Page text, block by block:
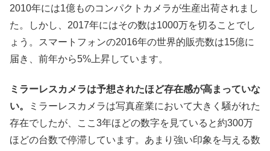
2010年には1億ものコンパクトカメラが生産出荷されまし
た。しかし、2017年にはその数は1000万を切ることでし
ょう。スマートフォンの2016年の世界的販売数は15億に
届き、前年から5%上昇しています。
ミラーレスカメラは予想されたほど存在感が高まっていな
い。
ミラーレスカメラは写真産業において大きく騒がれた
存在でしたが、ここ3年ほどの数字を見ていると約300万
ほどの台数で停滞しています。あまり強い印象を与える数